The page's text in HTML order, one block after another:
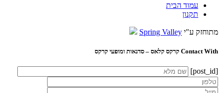
עמוד הבית
תקנון
מתוחזק ע"י Spring Valley
Contact With קרקס קלאס – סדנאות ומופעי קרקס
[post_id]